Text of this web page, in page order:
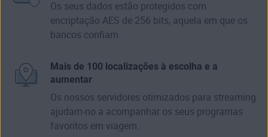
Os seus dados estão protegidos com
encriptação AES de 256 bits, aquela em que os
bancos confiam.
Mais de 100 localizações à escolha e a
aumentar
Os nossos servidores otimizados para streaming
ajudam-no a acompanhar os seus programas
favoritos em viagem.